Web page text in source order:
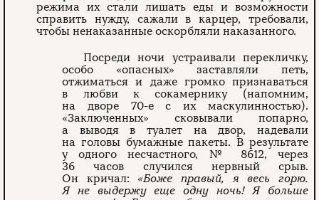
режима их стали лишать еды и возможности
справить нужду, сажали в карцер, требовали,
чтобы ненаказанные оскорбляли наказанного.
Посреди ночи устраивали перекличку,
особо «опасных» заставляли петь,
отжиматься и даже громко признаваться
в любви к сокамернику (напомним,
на дворе 70-е с их маскулинностью).
«Заключенных» сковывали попарно,
а выводя в туалет на двор, надевали
на головы бумажные пакеты. В результате
у одного несчастного, № 8612, через
36 часов случился нервный срыв.
Он кричал: «Боже правый, я весь горю.
Я не выдержу еще одну ночь! Я больше